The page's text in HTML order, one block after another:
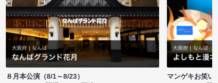
８月本公演（8/1～8/23）
マンゲキお笑い